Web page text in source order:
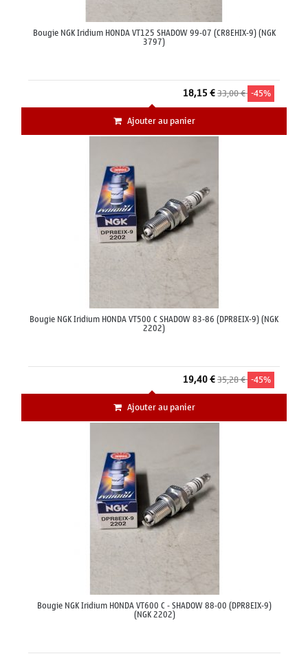
Bougie NGK Iridium HONDA VT125 SHADOW 99-07 (CR8EHIX-9) (NGK
3797)
18,15 €33,00 € -45%
Ajouter au panier
Bougie NGK Iridium HONDA VT500 C SHADOW 83-86 (DPR8EIX-9) (NGK
2202)
19,40 €35,28 € -45%
Ajouter au panier
Bougie NGK Iridium HONDA VT600 C - SHADOW 88-00 (DPR8EIX-9)
(NGK 2202)